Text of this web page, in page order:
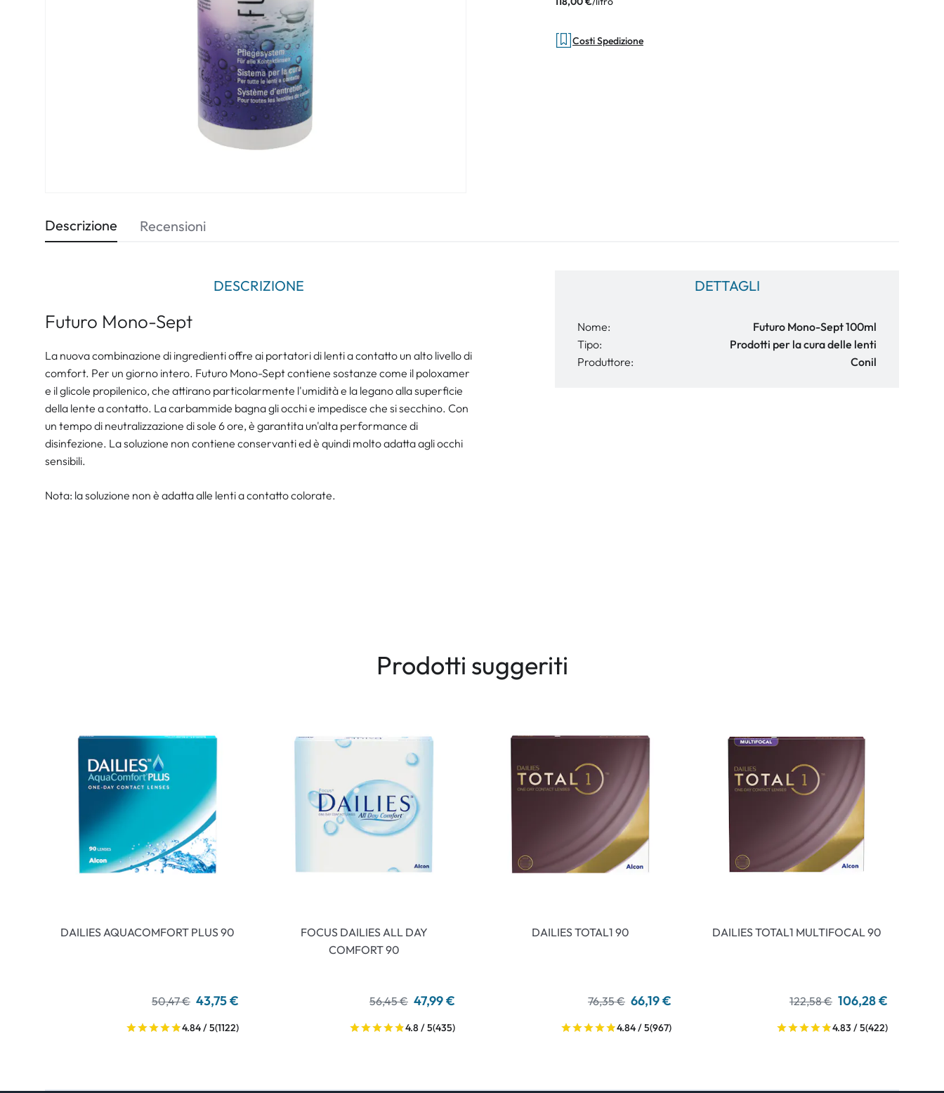
Costi Spedizione
Descrizione
DESCRIZIONE
Futuro Mono-Sept
La nuova combinazione di ingredienti offre ai portatori di lenti a contatto un alto livello di
comfort. Per un giorno intero. Futuro Mono-Sept contiene sostanze come il poloxamer
e il glicole propilenico, che attirano particolarmente l'umidità e la legano alla superficie
della lente a contatto. La carbammide bagna gli occhi e impedisce che si secchino. Con
un tempo di neutralizzazione di sole 6 ore, è garantita un'alta performance di
disinfezione. La soluzione non contiene conservanti ed è quindi molto adatta agli occhi
sensibili.
Nota: la soluzione non è adatta alle lenti a contatto colorate.
DETTAGLI
Nome:
Futuro Mono-Sept 100ml
Tipo:
Prodotti per la cura delle lenti
Produttore:
Conil
Recensioni
Prodotti suggeriti
DAILIES AQUACOMFORT PLUS 90
50,47 € 43,75 €
4.84 / 5(1122)
FOCUS DAILIES ALL DAY
COMFORT 90
56,45 € 47,99 €
4.8 / 5(435)
DAILIES TOTAL1 90
76,35 € 66,19 €
4.84 / 5(967)
DAILIES TOTAL1 MULTIFOCAL 90
122,58 € 106,28 €
4.83 / 5(422)